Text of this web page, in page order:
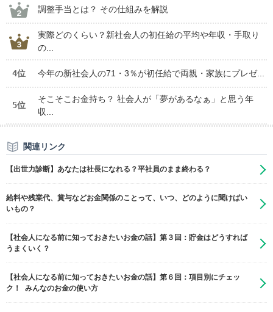
調整手当とは？ その仕組みを解説
実際どのくらい？新社会人の初任給の平均や年収・手取り
の...
4位 今年の新社会人の71・3％が初任給で両親・家族にプレゼ...
5位
そこそこお金持ち？ 社会人が「夢があるなぁ」と思う年
収...
関連リンク
【出世力診断】あなたは社長になれる？平社員のまま終わる？
給料や残業代、賞与などお金関係のことって、いつ、どのように聞けばい
いもの？
【社会人になる前に知っておきたいお金の話】第３回：貯金はどうすれば
うまくいく？
【社会人になる前に知っておきたいお金の話】第６回：項目別にチェッ
ク！ みんなのお金の使い方